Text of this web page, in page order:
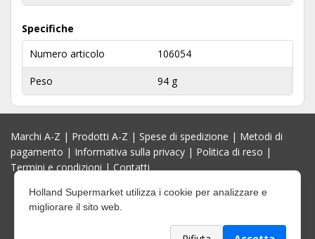
Specifiche
Numero articolo
106054
Peso 94 g
Marchi A-Z | Prodotti A-Z | Spese di spedizione | Metodi di
pagamento | Informativa sulla privacy | Politica di reso |
Termini e condizioni|Contatti
Holland Supermarket utilizza i cookie per analizzare e
migliorare il sito web.